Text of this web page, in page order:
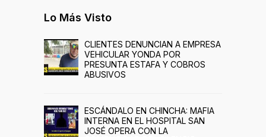
Lo Más Visto
CLIENTES DENUNCIAN A EMPRESA
VEHICULAR YONDA POR
PRESUNTA ESTAFA Y COBROS
ABUSIVOS
ESCÁNDALO EN CHINCHA: MAFIA
INTERNA EN EL HOSPITAL SAN
JOSÉ OPERA CON LA